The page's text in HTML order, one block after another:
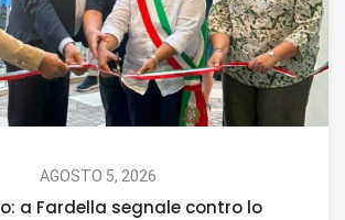
AGOSTO 5, 2026
a Fardella segnale contro lo